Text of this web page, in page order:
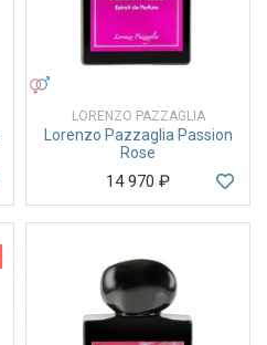
LORENZO PAZZAGLIA
Lorenzo Pazzaglia Passion
Rose
14 970 ₽